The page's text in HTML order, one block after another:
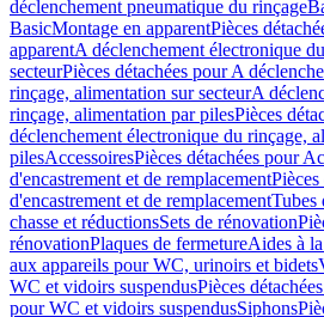
déclenchement pneumatique du rinçage
BasicMontage en apparentPièces
apparentA déclenchement électronique
secteurPièces détachées pour A
rinçage, alimentation sur secteurA
rinçage, alimentation par pilesPièces
déclenchement électronique du rinçage,
pilesAccessoiresPièces détachées pour
d'encastrement et de remplacement
d'encastrement et de remplacementTubes
chasse et réductionsSets de rénovation
rénovationPlaques de fermetureAides à
aux appareils pour WC, urinoirs et bidets
WC et vidoirs suspendusPièces
pour WC et vidoirs suspendusSiphons